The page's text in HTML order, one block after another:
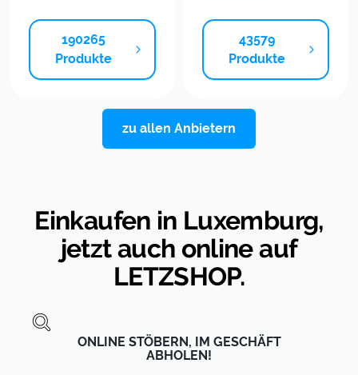
190265
Produkte
vom
Anbieter
Ernster
43579
Produkte
vom
Anbieter
zu allen Anbietern
Einkaufen in Luxemburg,
jetzt auch online auf
LETZSHOP.
ONLINE STÖBERN, IM GESCHÄFT
ABHOLEN!